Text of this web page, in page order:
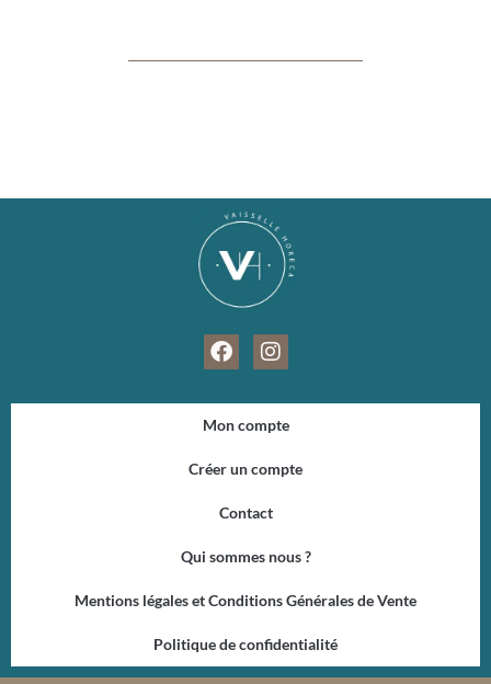
F
a
e
b
o
I
n
t
a
r
m
Mon compte
Créer un compte
Contact
Qui sommes nous ?
Mentions légales et Conditions Générales de Vente
Politique de confidentialité